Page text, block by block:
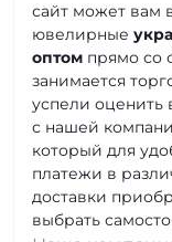
сайт может вам
ювелирные
оптом прямо со
занимается
успели оценить
с нашей
который для
платежи в
доставки
выбрать